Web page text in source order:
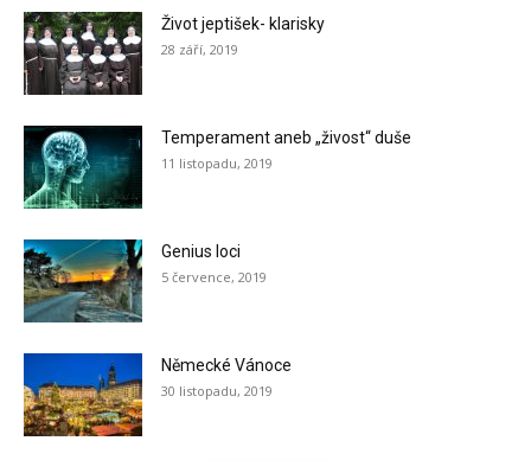
Život jeptišek- klarisky
28 září, 2019
Temperament aneb „živost“ duše
11 listopadu, 2019
Genius loci
5 července, 2019
Německé Vánoce
30 listopadu, 2019